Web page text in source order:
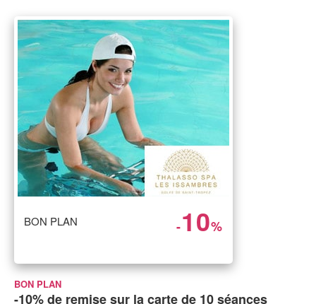
BON PLAN -10%
BON PLAN
-10% de remise sur la carte de 10 séances